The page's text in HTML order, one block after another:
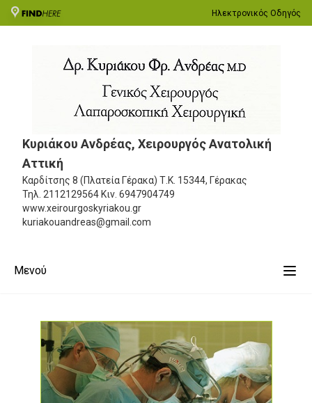
Ηλεκτρονικός Οδηγός
Κυριάκου Ανδρέας, Χειρουργός Ανατολική
Αττική
Καρδίτσης 8 (Πλατεία Γέρακα) Τ.Κ. 15344, Γέρακας
Τηλ. 2112129564 Κιν. 6947904749
www.xeirourgoskyriakou.gr
kuriakouandreas@gmail.com
Μενού